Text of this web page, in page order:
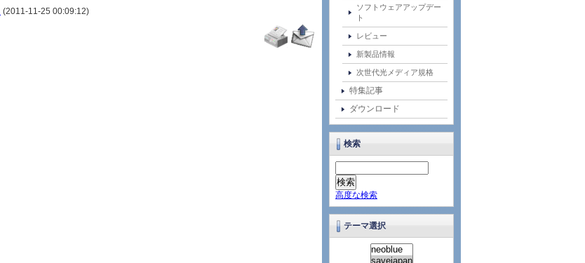
(2011-11-25 00:09:12)
ソフトウェアアップデー
ト
レビュー
新製品情報
次世代光メディア規格
特集記事
ダウンロード
検索
高度な検索
テーマ選択